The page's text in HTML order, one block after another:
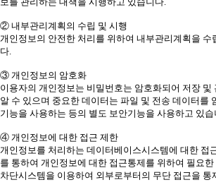
② 내부관리계획의 수립 및 시행
개인정보의 안전한 처리를 위하여 내부관리계획을 수
다.
③ 개인정보의 암호화
이용자의 개인정보는 비밀번호는 암호화되어 저장 및
알 수 있으며 중요한 데이터는 파일 및 전송 데이터를
기능을 사용하는 등의 별도 보안기능을 사용하고 있습
④ 개인정보에 대한 접근 제한
개인정보를 처리하는 데이터베이스시스템에 대한 접
를 통하여 개인정보에 대한 접근통제를 위하여 필요
차단시스템을 이용하여 외부로부터의 무단 접근을 통